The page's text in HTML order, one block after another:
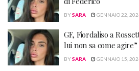
BYSARA GENNAIO 22,
GF, Fiordaliso a
lui non sa come agire”
BYSARA GENNAIO 15,